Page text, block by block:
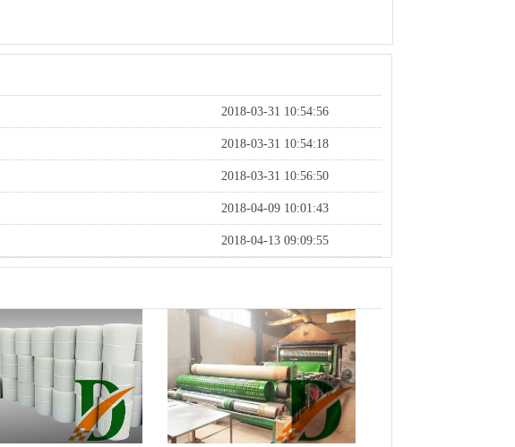
2018-03-31 10:54:56
2018-03-31 10:54:18
2018-03-31 10:56:50
2018-04-09 10:01:43
2018-04-13 09:09:55